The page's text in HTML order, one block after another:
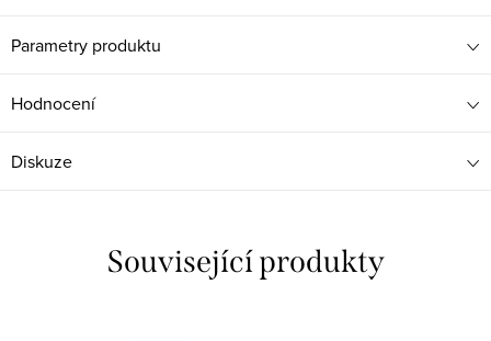
Parametry produktu
Hodnocení
Diskuze
Související produkty